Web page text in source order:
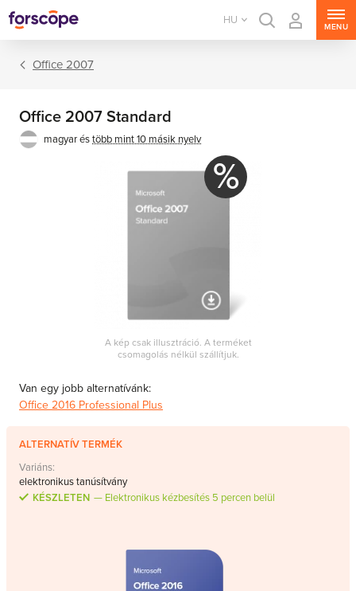
HU
MENU
Office 2007
Office 2007 Standard
magyar éstöbb mint 10 másik nyelv
A kép csak illusztráció. A terméket
csomagolás nélkül szállítjuk.
%
Van egy jobb alternatívánk:
Office 2016 Professional Plus
ALTERNATÍV TERMÉK
Variáns:
elektronikus tanúsítvány
KÉSZLETEN
Elektronikus kézbesítés 5 percen belül